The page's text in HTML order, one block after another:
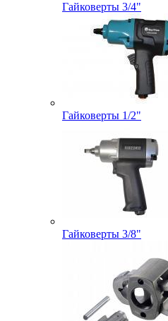
Гайковерты 3/4"
Гайковерты 1/2"
Гайковерты 3/8"